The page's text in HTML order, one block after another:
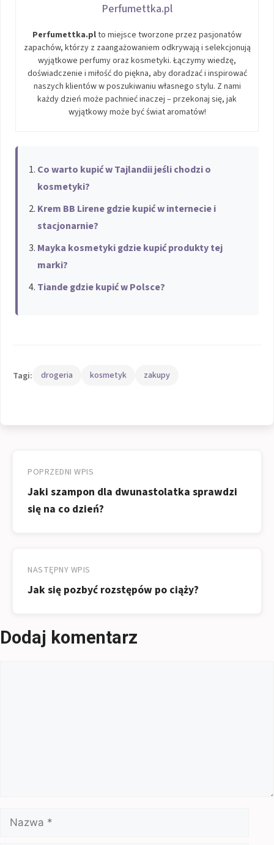
Perfumettka.pl
Perfumettka.plto miejsce tworzone przez pasjonatów
zapachów, którzy z zaangażowaniem odkrywają i selekcjonują
wyjątkowe perfumy oraz kosmetyki. Łączymy wiedzę,
doświadczenie i miłość do piękna, aby doradzać i inspirować
naszych klientów w poszukiwaniu własnego stylu. Z nami
każdy dzień może pachnieć inaczej – przekonaj się, jak
wyjątkowy może być świat aromatów!
Co warto kupić w Tajlandii jeśli chodzi o
kosmetyki?
Krem BB Lirene gdzie kupić w internecie i
stacjonarnie?
Mayka kosmetyki gdzie kupić produkty tej
marki?
Tiande gdzie kupić w Polsce?
Tagi: drogeria kosmetyk zakupy
wpisu
POPRZEDNI WPIS
Jaki szampon dla dwunastolatka sprawdzi
się na co dzień?
NASTĘPNY WPIS
Jak się pozbyć rozstępów po ciąży?
Dodaj komentarz
Nazwa